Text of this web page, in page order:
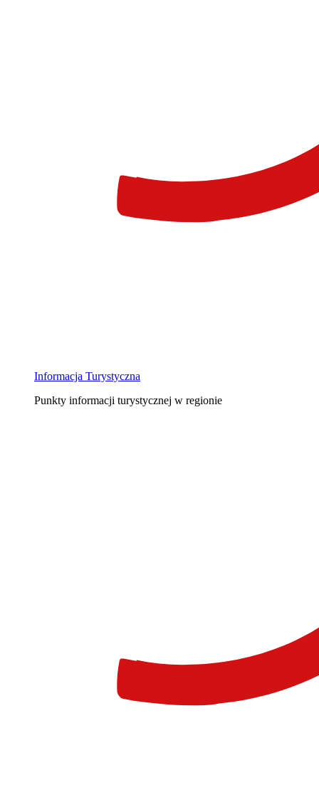
Informacja Turystyczna
Punkty informacji turystycznej w regionie